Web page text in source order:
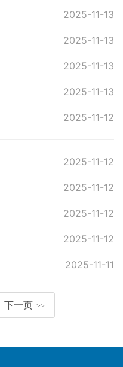
2025-11-13
2025-11-13
2025-11-13
2025-11-13
2025-11-12
2025-11-12
2025-11-12
2025-11-12
2025-11-12
2025-11-11
下一页 >>